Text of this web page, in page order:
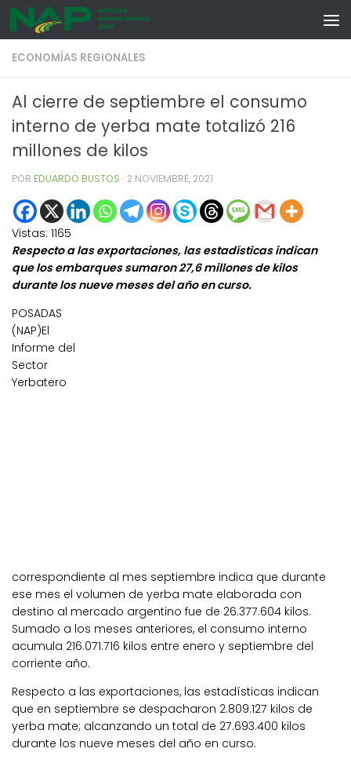
Skip to content
ECONOMÍAS REGIONALES
Al cierre de septiembre el consumo
interno de yerba mate totalizó 216
millones de kilos
POR EDUARDO BUSTOS · 2 NOVIEMBRE, 2021
Vistas: 1165
Respecto a las exportaciones, las estadísticas indican
que los embarques sumaron 27,6 millones de kilos
durante los nueve meses del año en curso.
POSADAS
(NAP)El
Informe del
Sector
Yerbatero
correspondiente al mes septiembre indica que durante
ese mes el volumen de yerba mate elaborada con
destino al mercado argentino fue de 26.377.604 kilos.
Sumado a los meses anteriores, el consumo interno
acumula 216.071.716 kilos entre enero y septiembre del
corriente año.
Respecto a las exportaciones, las estadísticas indican
que en septiembre se despacharon 2.809.127 kilos de
yerba mate; alcanzando un total de 27.693.400 kilos
durante los nueve meses del año en curso.